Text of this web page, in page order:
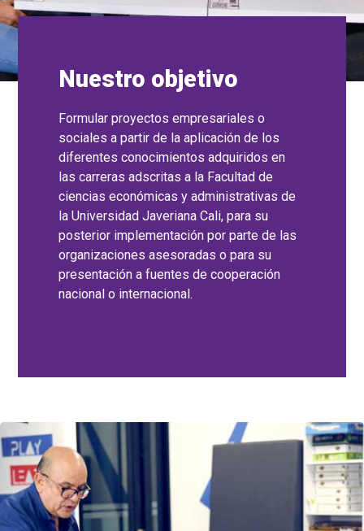
Nuestro objetivo
Formular proyectos empresariales o
sociales a partir de la aplicación de los
diferentes conocimientos adquiridos en
las carreras adscritas a la Facultad de
ciencias económicas y administrativas de
la Universidad Javeriana Cali, para su
posterior implementación por parte de las
organizaciones asesoradas o para su
presentación a fuentes de cooperación
nacional o internacional.